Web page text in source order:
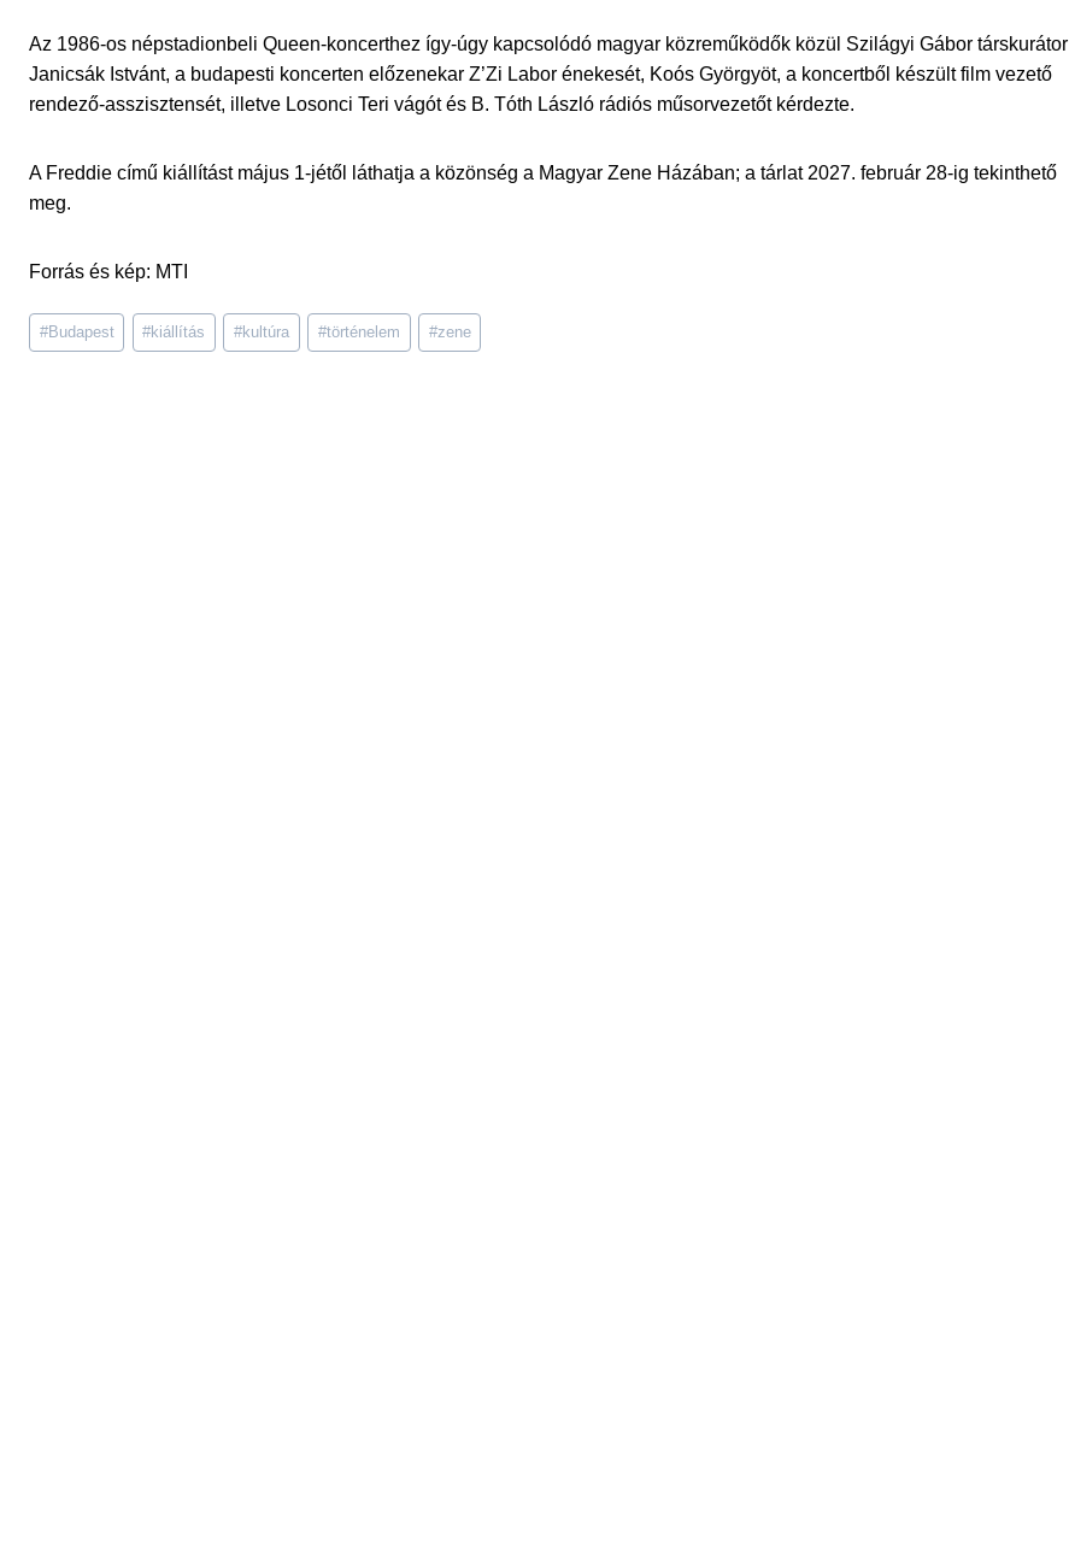
Az 1986-os népstadionbeli Queen-koncerthez így-úgy kapcsolódó magyar közreműködők közül Szilágyi Gábor társkurátor
Janicsák Istvánt, a budapesti koncerten előzenekar Z’Zi Labor énekesét, Koós Györgyöt, a koncertből készült film vezető
rendező-asszisztensét, illetve Losonci Teri vágót és B. Tóth László rádiós műsorvezetőt kérdezte.
A Freddie című kiállítást május 1-jétől láthatja a közönség a Magyar Zene Házában; a tárlat 2027. február 28-ig tekinthető
meg.
Forrás és kép: MTI
Post
Tags:
#Budapest #kiállítás #kultúra #történelem #zene